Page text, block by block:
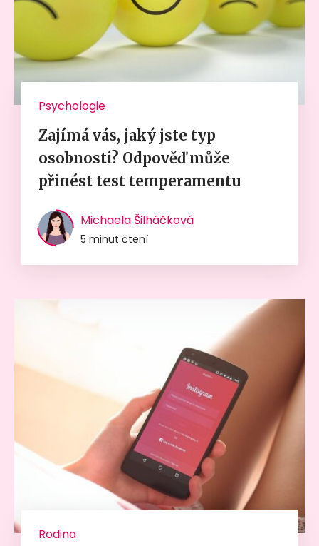
Psychologie
Zajímá vás, jaký jste typ
osobnosti? Odpověď může
přinést test temperamentu
Michaela Šilháčková
5 minut čtení
Rodina